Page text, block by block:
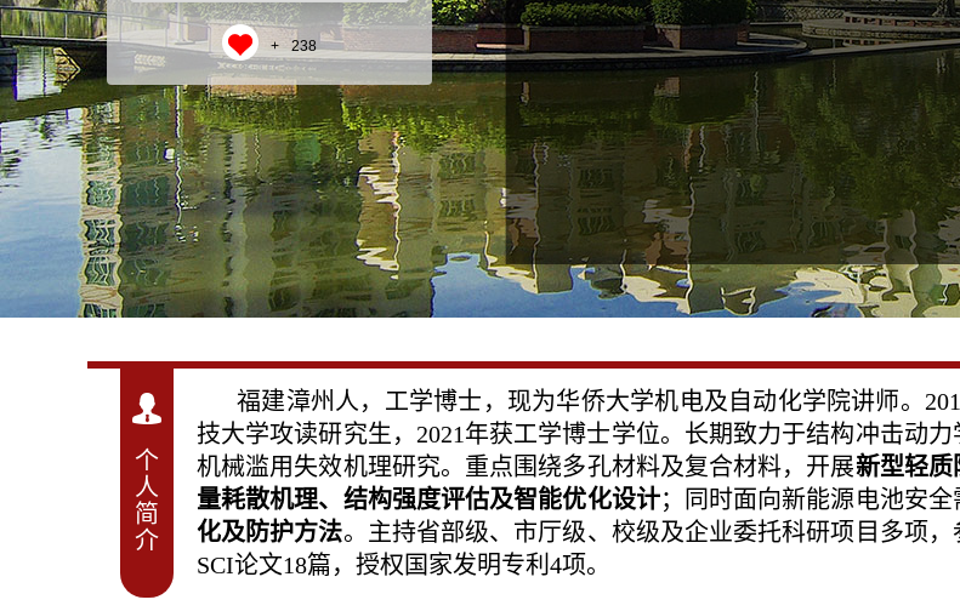
+ 238
个
人
简
介
福建漳州人，工学博士，现为华侨大学机电及自动化学院讲师。
技大学攻读研究生，2021年获工学博士学位。长期致力于结构冲击动
机械滥用失效机理研究。重点围绕多孔材料及复合材料，开展新型轻质
量耗散机理、结构强度评估及智能优化设计；同时面向新能源电池安全
化及防护方法。主持省部级、市厅级、校级及企业委托科研项目多项
SCI论文18篇，授权国家发明专利4项。